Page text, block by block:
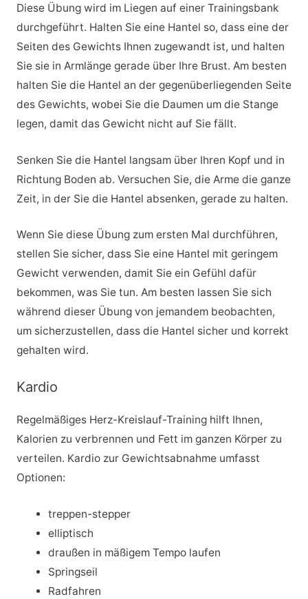
Diese Übung wird im Liegen auf einer Trainingsbank
durchgeführt. Halten Sie eine Hantel so, dass eine der
Seiten des Gewichts Ihnen zugewandt ist, und halten
Sie sie in Armlänge gerade über Ihre Brust. Am besten
halten Sie die Hantel an der gegenüberliegenden Seite
des Gewichts, wobei Sie die Daumen um die Stange
legen, damit das Gewicht nicht auf Sie fällt.
Senken Sie die Hantel langsam über Ihren Kopf und in
Richtung Boden ab. Versuchen Sie, die Arme die ganze
Zeit, in der Sie die Hantel absenken, gerade zu halten.
Wenn Sie diese Übung zum ersten Mal durchführen,
stellen Sie sicher, dass Sie eine Hantel mit geringem
Gewicht verwenden, damit Sie ein Gefühl dafür
bekommen, was Sie tun. Am besten lassen Sie sich
während dieser Übung von jemandem beobachten,
um sicherzustellen, dass die Hantel sicher und korrekt
gehalten wird.
Kardio
Regelmäßiges Herz-Kreislauf-Training hilft Ihnen,
Kalorien zu verbrennen und Fett im ganzen Körper zu
verteilen. Kardio zur Gewichtsabnahme umfasst
Optionen:
treppen-stepper
elliptisch
draußen in mäßigem Tempo laufen
Springseil
Radfahren